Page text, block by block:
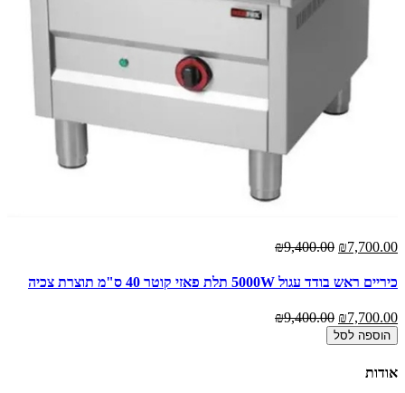
₪7,700.00
₪9,400.00
כיריים ראש בודד עגול 5000W תלת פאזי קוטר 40 ס"מ תוצרת צכיה
₪7,700.00
₪9,400.00
הוספה לסל
אודות